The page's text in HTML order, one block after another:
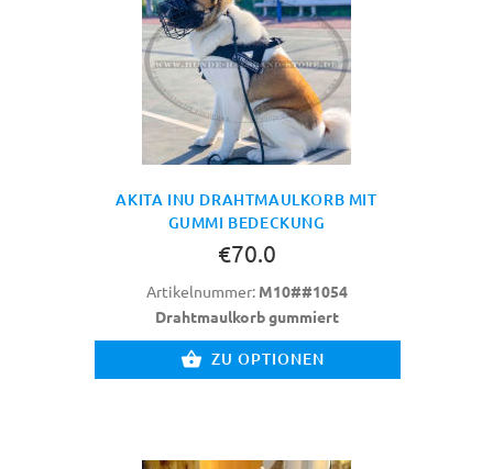
AKITA INU DRAHTMAULKORB MIT
GUMMI BEDECKUNG
€70.0
Artikelnummer: M10##1054
Drahtmaulkorb gummiert
ZU OPTIONEN